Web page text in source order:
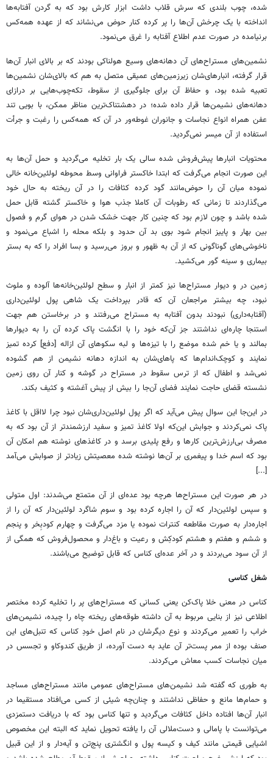
شده، چوب بلندی که سرش قلاب داشت ابزار کارش بود که به گردن آفتابه‌ها
انداخته با یک چرخش آن‌ها را پر کرده کنار حوض می‌نشاند که از عهده همه‌کس
برنیامده در صورت عدم اطلاع آفتابه را غرق می‌نمود.
نشمین‌های مستراح‌های آن دهانه‌های وسیع هولناکی بودند که بر بالای انبار آن‌ها
قرار گرفته، انبارهای‌شان زیرزمین‌های عمیقی متصل به هم که بالای‌شان نشمین‌ها
تعبیه شده بود، و حفاظ آن برای جلوگیری از سقوط، تکه‌چوب‌هایی بر درازای
دهانه‌های نشیمن‌ها قرار داده شده؛ در دهشتناک‌ترین مناظر ممکن، با بویی تند
عفن همراه انواع نجاسات و جانوران غوطه‌ور در آن که همه‌کس را رغبت و جرأت
استفاده از آن میسر نمی‌گردید.
محتویات انبارها پیش‌فروش شده سالی یک بار تخلیه می‌گردید و حمل آن‌ها به
این صورت انجام می‌گرفت که ابتدا خاکستر فراوانی وسط محوطه لولئین‌خانه خالی
نموده میان آن را حوض‌مانند گود کرده کثافات را در آن ریخته به حال خود
می‌گذاردند تا زمانی که رطوبات آن کاملا جذب هوا و خاکستر گشته قابل حمل
شده باشد و چون لازم بود که چنین کار جهت خشک شدن در هوای گرم و فصول
بین بهار و پاییز انجام شود بوی بد آن حدود و بلکه محله را اشباع می‌نمود و
ناخوشی‌های گوناگونی که از آن به ظهور و بروز می‌رسید و بسا افراد را که به بستر
بیماری و سینه گور می‌کشید.
زمین در و دیوار مستراح‌ها نیز کمتر از انبار و سطح لولئین‌خانه‌ها آلوده و ملوث
نبود، چه بیشتر مراجعان آن که قادر بپرداخت یک شاهی پول لولئین‌داری
(آفتابه‌داری) نبودند بدون آفتابه به مستراح می‌رفتند و در برخاستن هم جهت
استنجا چاره‌ای نداشتند جز آن‌که خود را با انگشت پاک کرده آن را به دیوارها
بمالند و یا خم شده موضع را با تیزه‌ها و لبه سکوهای آن ازاله [دفع] کرده تمیز
نمایند و کوچک‌اندام‌ها که پاهای‌شان به اندازه دهانه نشیمن از هم گشوده
نمی‌شد و اطفال که از ترس سقوط در مستراح در گوشه و کنار آن روی زمین
نشسته قضای حاجت نمایند فضای آن‌جا را بیش از پیش آغشته و کثیف بکند.
در این‌جا این سوال پیش می‌آید که اگر پول لولئین‌داری‌شان نبود چرا لااقل با کاغذ
پاک نمی‌کردند و جوابش این‌که اولا کاغذ تمیز و سفید ارزشمندتر از آن بود که به
مصرف بی‌ارزش‌ترین کارها و رفع پلیدی برسد و در کاغذهای نوشته هم امکان آن
بود که اسم خدا و پیغمری بر آن‌ها نوشته شده معصیتش زیادتر از صوابش می‌آمد
[...]
در هر صورت این مستراح‌ها هرچه بود عده‌ای از آن متمتع می‌شدند: اول متولی
و سپس لولئین‌دار که آن را اجاره کرده بود و سوم شاگرد لولئین‌دار که آن را از
اجاره‌دار به صورت مقاطعه کنترات نموده یا مزد می‌گرفت و چهارم کودبِخر و پنجم
و ششم و هفتم و هشتم کودکِش و رعیت و باغ‌دار و محصول‌فروش که همگی از
از آن سود می‌بردند و در آخر عده‌ای کناس که قابل توضیح می‌باشند.
شغل کناسی
کناس در معنی خلا پاک‌کن یعنی کسانی که مستراح‌های پر را تخلیه کرده مختصر
اطلاعی نیز از بنایی مربوط به آن داشته طوقه‌های ریخته چاه را چیده، نشیمن‌های
خراب را تعمیر می‌کردند و نوع دیگرشان در نام اصل خودِ کناس که تنبل‌های این
صنف بوده از ممر پست‌تر آن عاید به دست آورده، از طریق کندوکاو و تجسس در
میان نجاسات کسب معاش می‌کردند.
به طوری که گفته شد نشیمن‌های مستراح‌های عمومی مانند مستراح‌های مساجد
و حمام‌ها مانع و حفاظی نداشتند و چنان‌چه شیئی از کسی می‌افتاد مستقیما در
انبار آن‌ها افتاده داخل کثافات می‌گردید و تنها کناس بود که با دریافت دستمزدی
می‌توانست با پامالی و دست‌ملالی آن را یافته تحویل نماید که البته این مخصوص
اشیایی قیمتی مانند کیف و کیسه پول و انگشتری پنج‌تن و آیه‌دار و از این قبیل